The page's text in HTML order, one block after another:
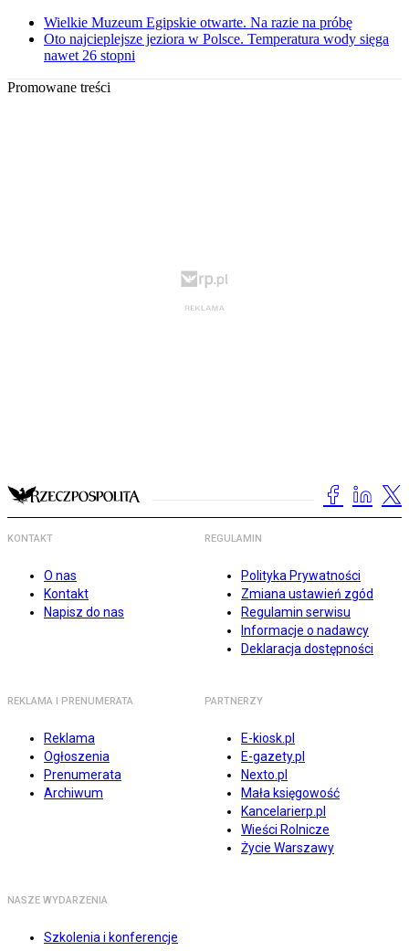
Wielkie Muzeum Egipskie otwarte. Na razie na próbę
Oto najcieplejsze jeziora w Polsce. Temperatura wody sięga
nawet 26 stopni
Promowane treści
KONTAKT
O nas
Kontakt
Napisz do nas
REGULAMIN
Polityka Prywatności
Zmiana ustawień zgód
Regulamin serwisu
Informacje o nadawcy
Deklaracja dostępności
REKLAMA I PRENUMERATA
Reklama
Ogłoszenia
Prenumerata
Archiwum
PARTNERZY
E-kiosk.pl
E-gazety.pl
Nexto.pl
Mała księgowość
Kancelarierp.pl
Wieści Rolnicze
Życie Warszawy
NASZE WYDARZENIA
Szkolenia i konferencje